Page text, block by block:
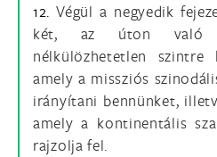
12. Végül a negyedik
két, az úton való
nélkülözhetetlen
amely a missziós
irányítani bennünket,
amely a kontinentális
rajzolja fel.